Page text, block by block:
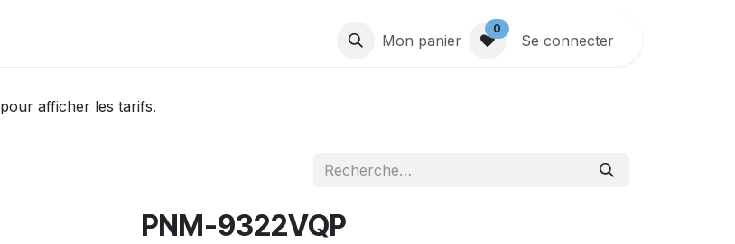
Mon panier
0
Se connecter
pour afficher les tarifs.
PNM-9322VQP